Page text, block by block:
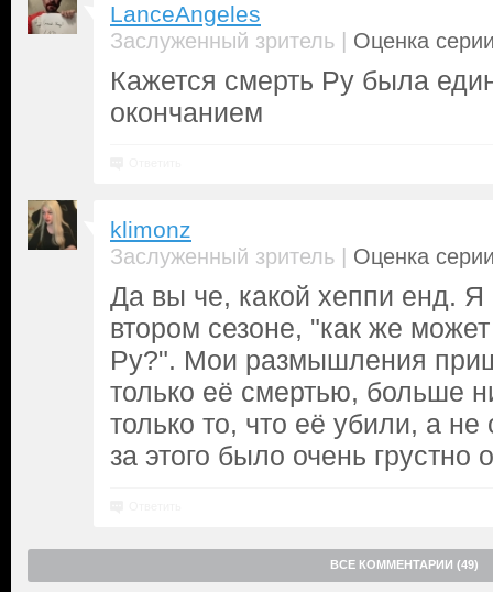
LanceAngeles
Заслуженный зритель | Оценка
Кажется смерть Ру была
окончанием
klimonz
Заслуженный зритель | Оценка
Да вы че, какой хеппи енд.
втором сезоне, "как же
Ру?". Мои размышления
только её смертью, больше
только то, что её убили, а
за этого было очень грустно
ВСЕ КОММЕНТАРИИ (49)